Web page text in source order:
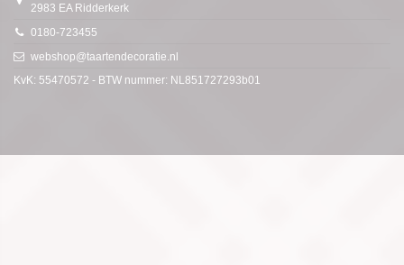
2983 EA Ridderkerk
0180-723455
webshop@taartendecoratie.nl
KvK: 55470572 - BTW nummer: NL851727293b01